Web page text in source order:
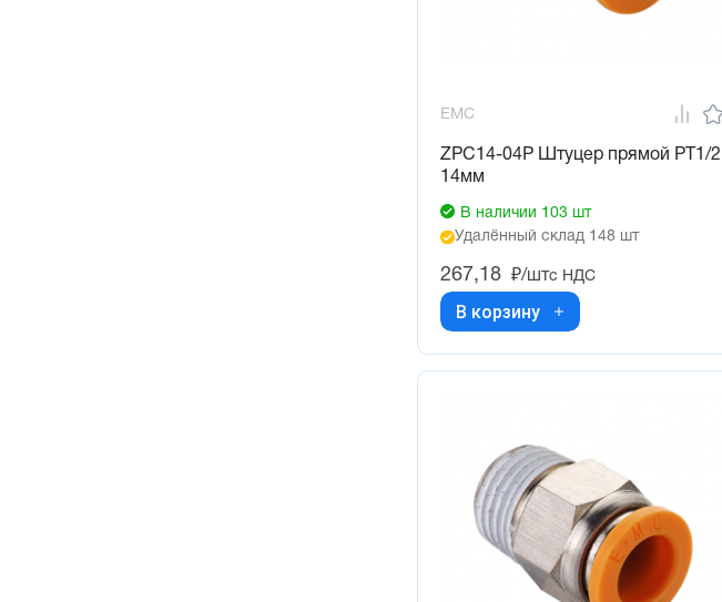
EMC
ZPC14-04P Штуцер прямой PT1/2
14мм
В наличии 103 шт
Удалённый склад 148 шт
267,18 ₽/штс НДС
В корзину